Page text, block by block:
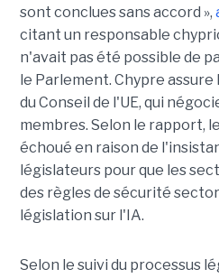
sont conclues sans accord »,
citant un responsable
n'avait pas été possible de
le Parlement. Chypre
du Conseil de l'UE, qui
membres. Selon le rapport,
échoué en raison de
législateurs pour que les
des règles de sécurité
législation sur l'IA.
Selon le suivi du processus